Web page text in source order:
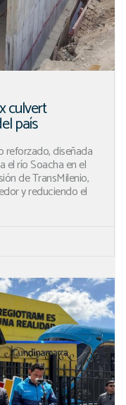
culvert
país
diseñada
el río Soacha en el
de TransMilenio,
y reduciendo el